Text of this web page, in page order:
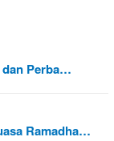
dan Perba…
Ramadha…